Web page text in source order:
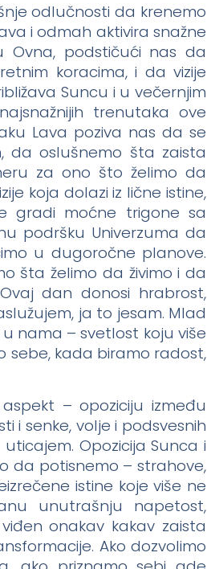
odlučnosti da krenemo
i odmah aktivira snažne
podstičući nas da
koracima, i da vizije
Suncu i u večernjim
trenutaka ove
Lava poziva nas da se
da oslušnemo šta zaista
za ono što želimo da
koja dolazi iz lične istine,
gradi moćne trigone sa
podršku Univerzuma da
u dugoročne planove.
šta želimo da živimo i da
dan donosi hrabrost,
ja to jesam. Mlad
nama – svetlost koju više
sebe, kada biramo radost,
– opoziciju između
i senke, volje i podsvesnih
Opozicija Sunca i
da potisnemo – strahove,
istine koje više ne
unutrašnju napetost,
onakav kakav zaista
Ako dozvolimo